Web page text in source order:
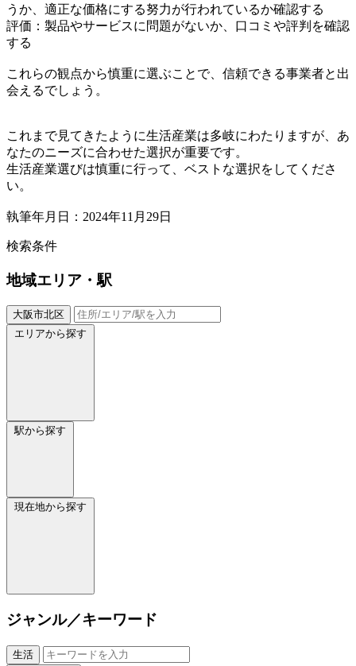
うか、適正な価格にする努力が行われているか確認する
評価：製品やサービスに問題がないか、口コミや評判を確認
する
これらの観点から慎重に選ぶことで、信頼できる事業者と出
会えるでしょう。
これまで見てきたように生活産業は多岐にわたりますが、あ
なたのニーズに合わせた選択が重要です。
生活産業選びは慎重に行って、ベストな選択をしてくださ
い。
執筆年月日：2024年11月29日
検索条件
地域エリア・駅
大阪市北区
エリアから探す
駅から探す
現在地から探す
ジャンル／キーワード
生活